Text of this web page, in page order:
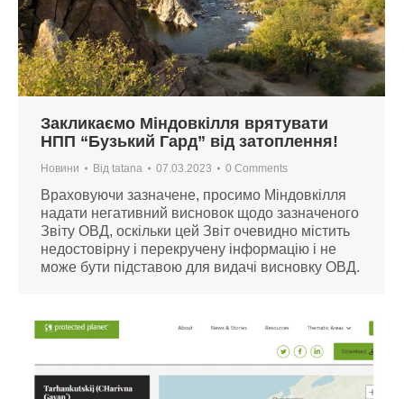
Закликаємо Міндовкілля врятувати
НПП “Бузький Гард” від затоплення!
Новини Від tatana 07.03.2023 0 Comments
Враховуючи зазначене, просимо Міндовкілля
надати негативний висновок щодо зазначеного
Звіту ОВД, оскільки цей Звіт очевидно містить
недостовірну і перекручену інформацію і не
може бути підставою для видачі висновку ОВД.